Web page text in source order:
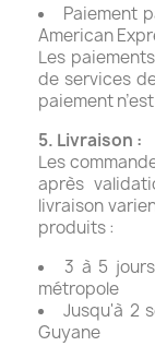
Paiement
American
Les
de services
paiement
5. Livraison :
Les
après
livraison
produits :
3 à 5
métropole
Jusqu'à 2
Guyane